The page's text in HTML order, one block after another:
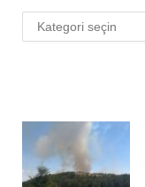
Kategoriler